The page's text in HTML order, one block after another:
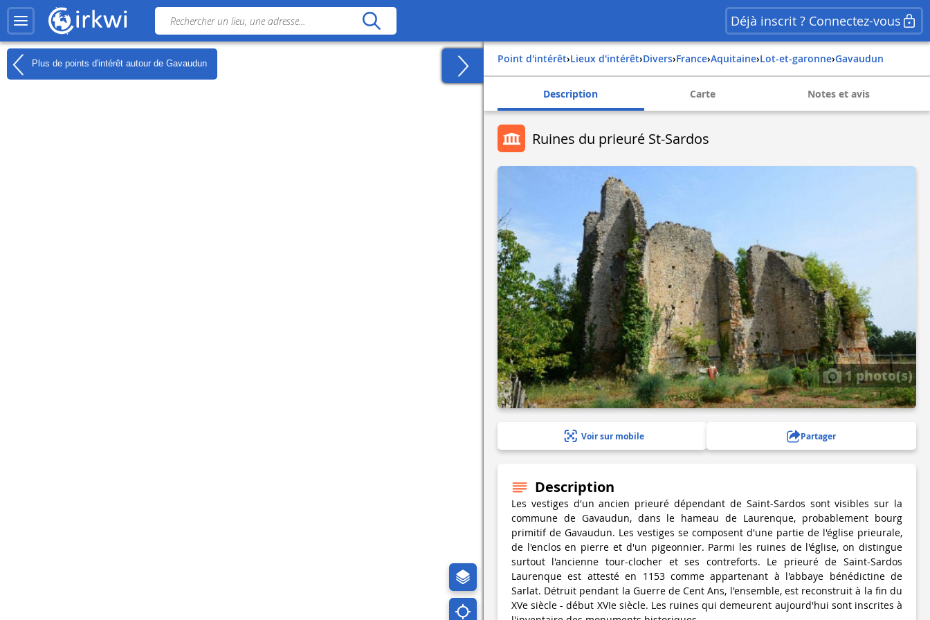
Déjà inscrit ? Connectez-vous
Plus de points d'intérêt autour de Gavaudun Point d'intérêt› Lieux d'intérêt› Divers› france› aquitaine› lot-et-garonne› gavaudun
Description Carte Notes et avis
Ruines du prieuré St-Sardos
1 photo(s)
Voir sur mobile Partager
Description
Les vestiges d'un ancien prieuré dépendant de Saint-Sardos sont visibles sur la
commune de Gavaudun, dans le hameau de Laurenque, probablement bourg
primitif de Gavaudun. Les vestiges se composent d'une partie de l'église prieurale,
de l'enclos en pierre et d'un pigeonnier. Parmi les ruines de l'église, on distingue
surtout l'ancienne tour-clocher et ses contreforts. Le prieuré de Saint-Sardos
Laurenque est attesté en 1153 comme appartenant à l'abbaye bénédictine de
Sarlat. Détruit pendant la Guerre de Cent Ans, l'ensemble, est reconstruit à la fin du
XVe siècle - début XVIe siècle. Les ruines qui demeurent aujourd'hui sont inscrites à